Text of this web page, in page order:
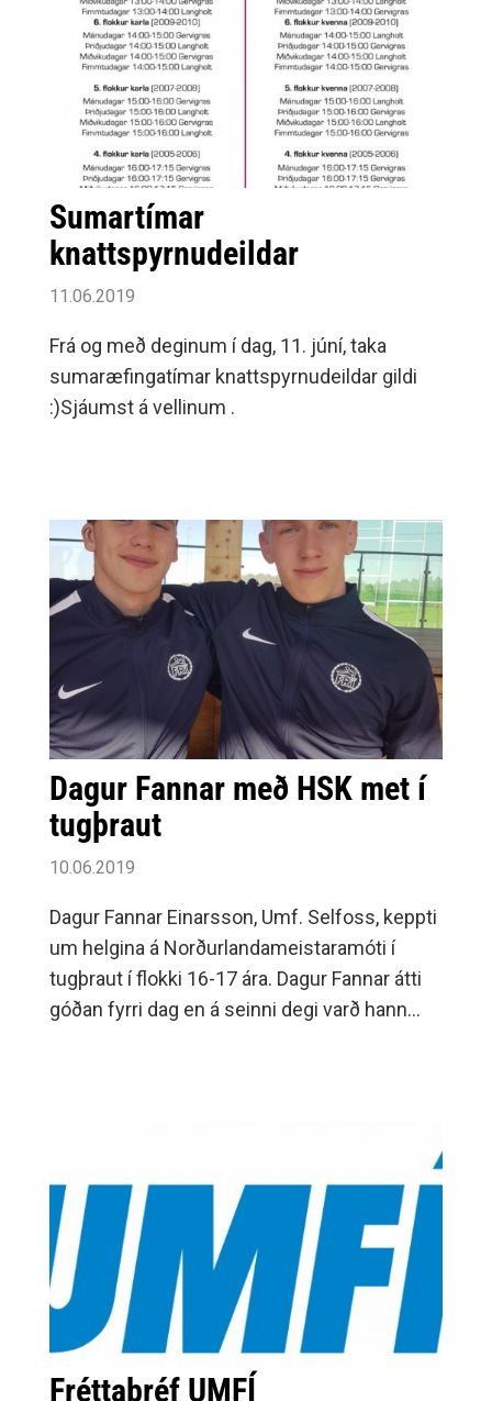
Sumartímar
knattspyrnudeildar
11.06.2019
Frá og með deginum í dag, 11. júní, taka
sumaræfingatímar knattspyrnudeildar gildi
:)Sjáumst á vellinum .
Dagur Fannar með HSK met í
tugþraut
10.06.2019
Dagur Fannar Einarsson, Umf. Selfoss, keppti
um helgina á Norðurlandameistaramóti í
tugþraut í flokki 16-17 ára. Dagur Fannar átti
góðan fyrri dag en á seinni degi varð hann
Fréttabréf UMFÍ